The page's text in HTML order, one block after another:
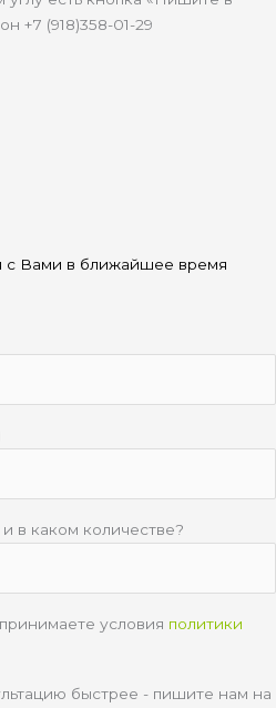
+7 (918)358-01-29
Вами в ближайшее время
в каком количестве?
условия политики
быстрее - пишите нам на